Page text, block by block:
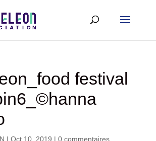
festival
| Oct 10, 2019 | 0 commentaires